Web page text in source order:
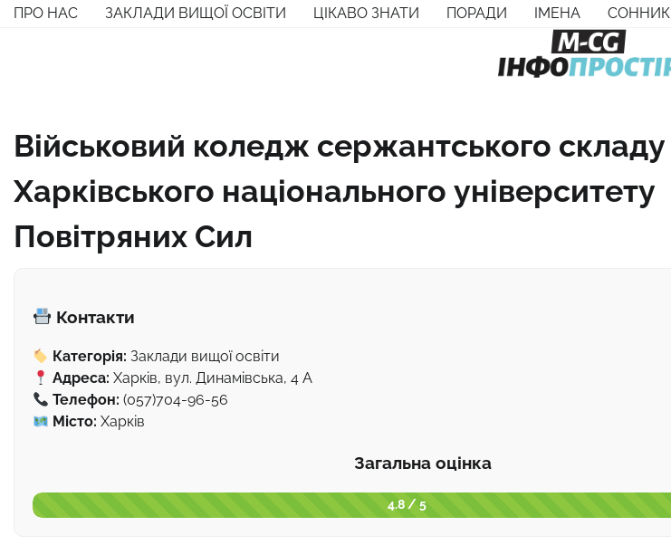
Перейти
ПРО НАС ЗАКЛАДИ ВИЩОЇ ОСВІТИ ЦІКАВО ЗНАТИ ПОРАДИ ІМЕНА СОННИК
Військовий коледж сержантського складу
Харківського національного університету
Повітряних Сил
Контакти
Категорія: Заклади вищої освіти
Адреса: Харків, вул. Динамівська, 4 А
Телефон: (057)704-96-56
Місто: Харків
Загальна оцінка
4.8 / 5